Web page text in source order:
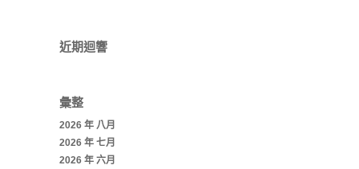
近期迴響
彙整
2026 年 八月
2026 年 七月
2026 年 六月